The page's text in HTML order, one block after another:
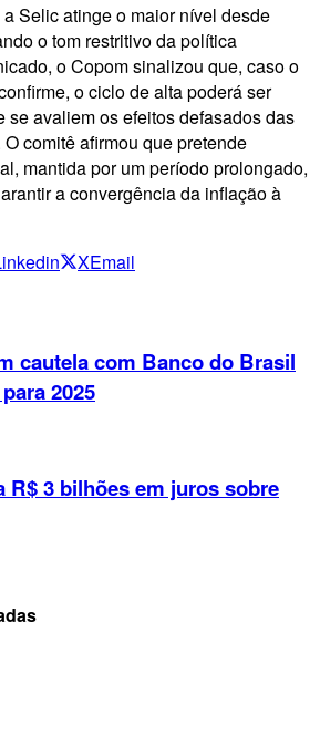
Selic atinge o maior nível desde
o tom restritivo da política
o Copom sinalizou que, caso o
o ciclo de alta poderá ser
se avaliem os efeitos defasados das
comitê afirmou que pretende
mantida por um período prolongado,
a convergência da inflação à
XEmail
cautela com Banco do Brasil
2025
R$ 3 bilhões em juros sobre